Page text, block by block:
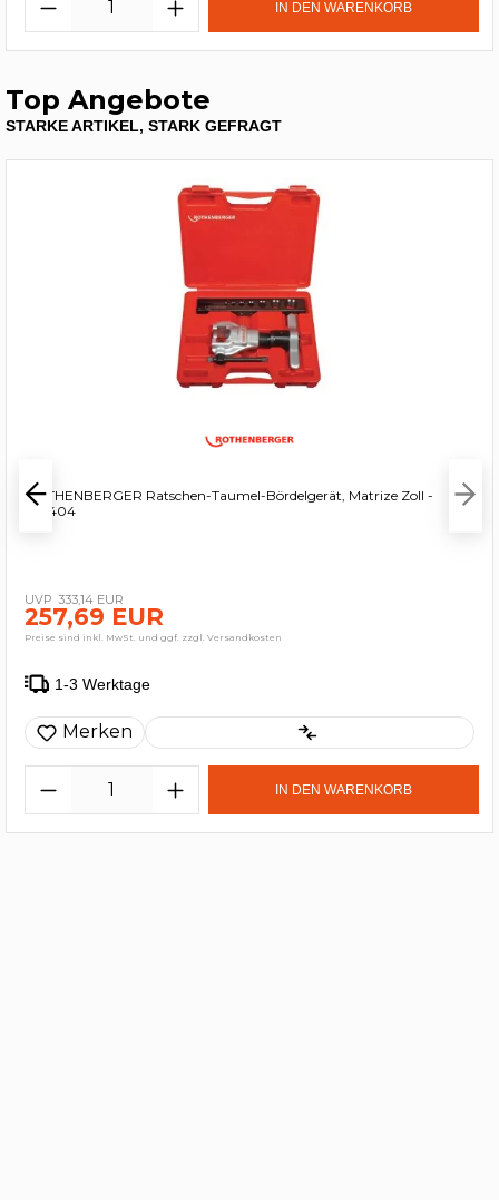
IN DEN WARENKORB
Top Angebote
STARKE ARTIKEL, STARK GEFRAGT
ROTHENBERGER Ratschen-Taumel-Bördelgerät, Matrize Zoll -
222404
333,14 EUR
257,69 EUR
Preise sind inkl. MwSt. und ggf. zzgl. Versandkosten
1-3 Werktage
Merken
IN DEN WARENKORB